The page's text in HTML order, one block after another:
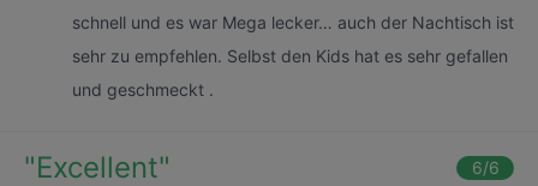
schnell und es war Mega lecker… auch der Nachtisch ist
sehr zu empfehlen. Selbst den Kids hat es sehr gefallen
und geschmeckt .
"Excellent" 6/6